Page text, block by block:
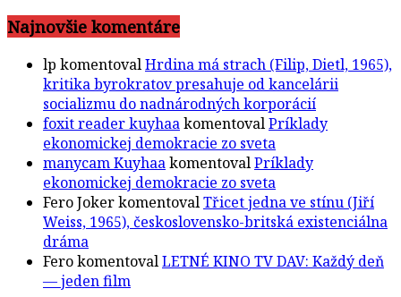
Najnovšie komentáre
lp komentovalHrdina má strach (Filip, Dietl, 1965),
kritika byrokratov presahuje od kancelárii
socializmu do nadnárodných korporácií
foxit reader kuyhaakomentovalPríklady
ekonomickej demokracie zo sveta
manycam KuyhaakomentovalPríklady
ekonomickej demokracie zo sveta
Fero JokerkomentovalTřicet jedna ve stínu (Jiří
Weiss, 1965), československo-britská existenciálna
dráma
FerokomentovalLETNÉ KINO TV DAV: Každý deň
— jeden film